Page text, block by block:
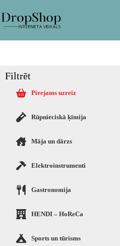
Filtrēt
Pieejams uzreiz
Rūpnieciskā ķīmija
Māja un dārzs
Elektroinstrumenti
Gastronomija
HENDI – HoReCa
Sports un tūrisms